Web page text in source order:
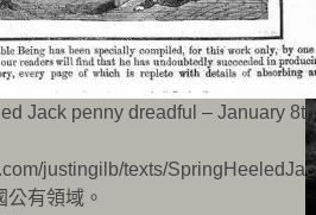
Jack penny dreadful – January
justingilb/texts/
公有領域。